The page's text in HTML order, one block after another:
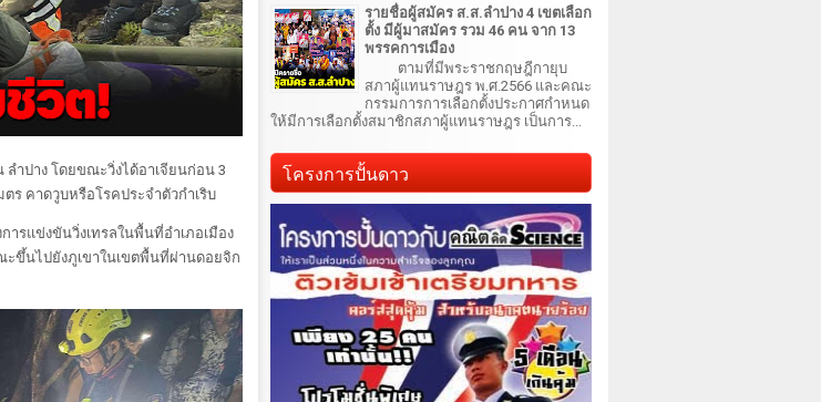
ลำปาง โดยขณะวิ่งได้อาเจียนก่อน 3
ร คาดวูบหรือโรคประจำตัวกำเริบ
ารแข่งขันวิ่งเทรลในพื้นที่อำเภอเมือง
ะขึ้นไปยังภูเขาในเขตพื้นที่ผ่านดอยจิก
รายชื่อผู้สมัคร ส.ส.ลำปาง 4 เขตเลือก
ตั้ง มีผู้มาสมัคร รวม 46 คน จาก 13
พรรคการเมือง
ตามที่มีพระราชกฤษฎีกายุบ
สภาผู้แทนราษฎร พ.ศ.2566 และคณะ
กรรมการการเลือกตั้งประกาศกำหนด
ให้มีการเลือกตั้งสมาชิกสภาผู้แทนราษฎร เป็นการ...
โครงการปั้นดาว